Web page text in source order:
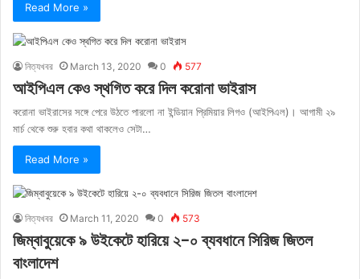
Read More »
নিত্যখবর March 13, 2020 0 577
আইপিএল কেও স্থগিত করে দিল করোনা ভাইরাস
করোনা ভাইরাসের সঙ্গে পেরে উঠতে পারলো না ইন্ডিয়ান প্রিমিয়ার লিগও (আইপিএল)। আগামী ২৯
মার্চ থেকে শুরু হবার কথা থাকলেও সেটা…
Read More »
নিত্যখবর March 11, 2020 0 573
জিম্বাবুয়েকে ৯ উইকেটে হারিয়ে ২-০ ব্যবধানে সিরিজ জিতল
বাংলাদেশ